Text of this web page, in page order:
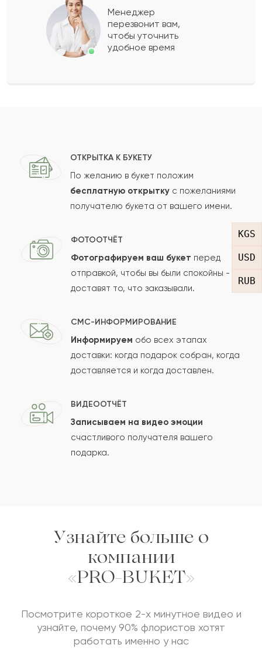
KGS
USD
RUB
Показать еще
Ваш e-mail
Отзыв
Сколько будет
Отзыв будет опубликован после проверки.
Проверяем на спам.
Менеджер
перезвонит вам,
чтобы уточнить
удобное время
ОТКРЫТКА К БУКЕТУ
По желанию в букет положим
бесплатную открытку с пожеланиями
получателю букета от вашего имени.
ФОТООТЧЁТ
Фотографируем ваш букет перед
отправкой, чтобы вы были спокойны -
доставят то, что заказывали.
СМС-ИНФОРМИРОВАНИЕ
Информируем обо всех этапах
доставки: когда подарок собран, когда
доставляется и когда доставлен.
ВИДЕООТЧЁТ
Записываем на видео эмоции
счастливого получателя вашего
подарка.
Узнайте больше о
компании
«PRO-BUKET»
Посмотрите короткое 2-х минутное видео и
узнайте, почему 90% флористов хотят
работать именно у нас